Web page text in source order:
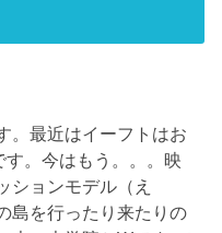
。最近はイーフトはお
。今はもう。。。映
ションモデル（え
島を行ったり来たりの